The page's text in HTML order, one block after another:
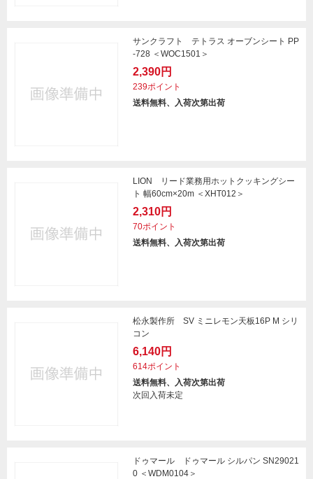
サンクラフト テトラス オーブンシート PP
-728 ＜WOC1501＞
2,390円
239ポイント
送料無料、入荷次第出荷
LION リード業務用ホットクッキングシー
ト 幅60cm×20m ＜XHT012＞
2,310円
70ポイント
送料無料、入荷次第出荷
松永製作所 SV ミニレモン天板16P M シリ
コン
6,140円
614ポイント
送料無料、入荷次第出荷
次回入荷未定
ドゥマール ドゥマール シルパン SN29021
0 ＜WDM0104＞